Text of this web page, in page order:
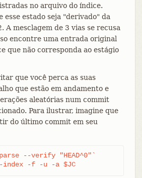
no arquivo do índice.
esse estado seja "derivado" da
A mesclagem de 3 vias se recusa
encontre uma entrada original
que não corresponda ao estágio
que você perca as suas
que estão em andamento e
aleatórias num commit
Para ilustrar, imagine que
do último commit em seu
--verify "HEAD^0"`
index -f -u -a $JC